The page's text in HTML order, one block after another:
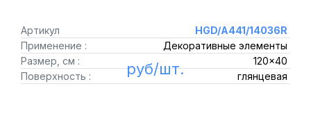
Артикул
HGD/A441/14036R
Применение :
Декоративные элементы
Размер, см :
120x40
Поверхность :
глянцевая
руб/шт.